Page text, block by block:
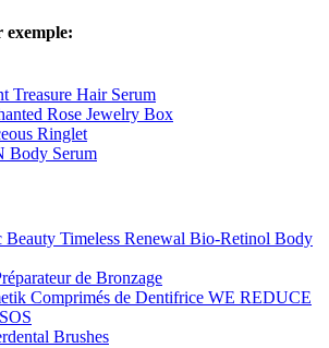
exemple:
Treasure Hair Serum
Rose Jewelry Box
Ringlet
Body Serum
Beauty Timeless Renewal Bio-Retinol Body
de Bronzage
Comprimés de Dentifrice WE REDUCE
Brushes